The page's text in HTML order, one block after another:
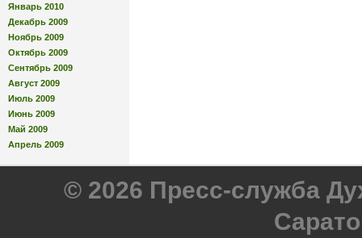
Январь 2010
Декабрь 2009
Ноябрь 2009
Октябрь 2009
Сентябрь 2009
Август 2009
Июль 2009
Июнь 2009
Май 2009
Апрель 2009
© 2026 Пресс-служба